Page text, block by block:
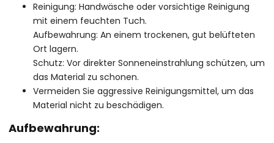
Reinigung: Handwäsche oder vorsichtige Reinigung
mit einem feuchten Tuch.
Aufbewahrung: An einem trockenen, gut belüfteten
Ort lagern.
Schutz: Vor direkter Sonneneinstrahlung schützen, um
das Material zu schonen.
Vermeiden Sie aggressive Reinigungsmittel, um das
Material nicht zu beschädigen.
Aufbewahrung: